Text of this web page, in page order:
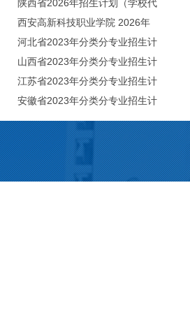
陕西省2026年招生计划（学校代
码：8103）
西安高新科技职业学院 2026年
招生章程
河北省2023年分类分专业招生计
划（院校代号：1889）
山西省2023年分类分专业招生计
划（院校代号：5560）
江苏省2023年分类分专业招生计
划（院校代号：8931）
安徽省2023年分类分专业招生计
划（院校代号：2648）